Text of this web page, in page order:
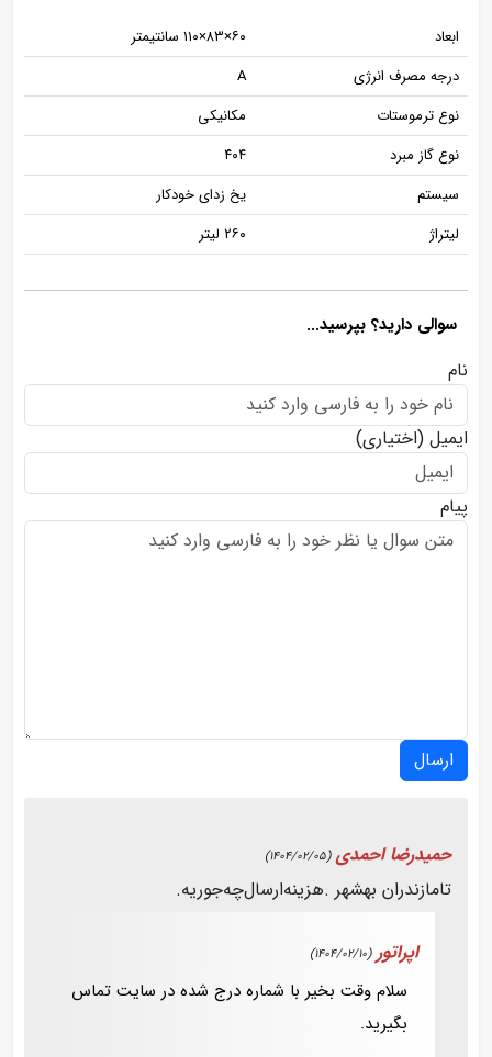
ابعاد
۶۰×۸۳×۱۱۰ سانتیمتر
درجه مصرف انرژی
A
نوع ترموستات
مکانیکی
نوع گاز مبرد
۴۰۴
سیستم
یخ زدای خودکار
لیتراژ
۲۶۰ لیتر
سوالی دارید؟ بپرسید...
نام
ایمیل (اختیاری)
پیام
ارسال
حمیدرضا احمدی(1404/02/05)
تامازندران بهشهر .هزینه‌ارسال‌چه‌جوریه‌.
اپراتور (1404/02/10)
سلام وقت بخیر با شماره درج شده در سایت تماس
بگیرید.